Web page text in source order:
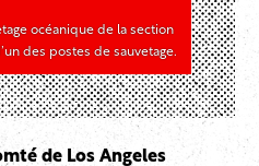
océanique de la section
des postes de sauvetage.
de Los Angeles